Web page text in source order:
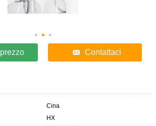
Contattaci
Cina
HX